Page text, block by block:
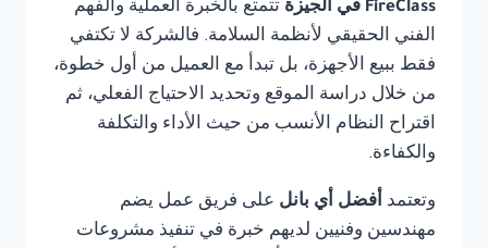
FireClass في الجيزة
تتمتع بالخبرة العملية والفهم
الفني الحقيقي لأنظمة السلامة. فالشركة لا تكتفي
فقط ببيع الأجهزة، بل تبدأ مع العميل من أول خطوة،
من خلال دراسة الموقع وتحديد الاحتياج الفعلي، ثم
اقتراح النظام الأنسب من حيث الأداء والتكلفة
والكفاءة.
وتعتمد أفضل أي بانل على فريق عمل يضم
مهندسين وفنيين لديهم خبرة في تنفيذ مشروعات